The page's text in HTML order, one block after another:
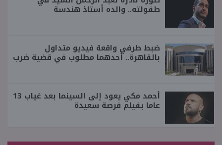
طفولته.. والده أستاذ هندسة
ضبط طرفي واقعة فيديو متداول
بالقاهرة.. أحدهما مطلوب في قضية ضرب
أحمد مكي يعود إلى السينما بعد غياب 13
عاما بفيلم فرصة سعيدة